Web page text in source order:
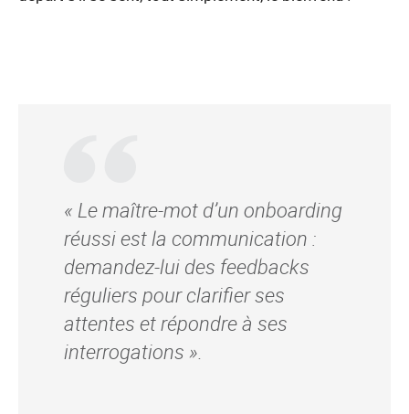
« Le maître-mot d’un onboarding
réussi est la communication :
demandez-lui des feedbacks
réguliers pour clarifier ses
attentes et répondre à ses
interrogations ».